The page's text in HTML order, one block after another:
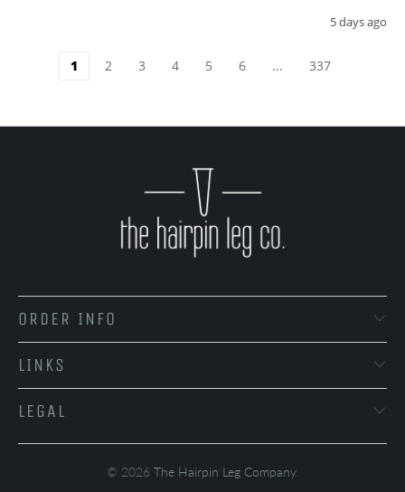
5 days ago
1 2 3 4 5 6 ... 337
ORDER INFO
LINKS
LEGAL
© 2026 The Hairpin Leg Company.